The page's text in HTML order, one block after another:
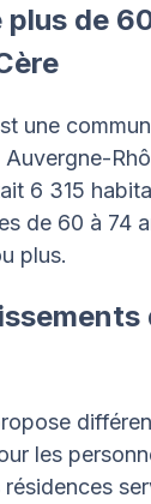
de
une
6 315
de 60 à 74
plus.
les